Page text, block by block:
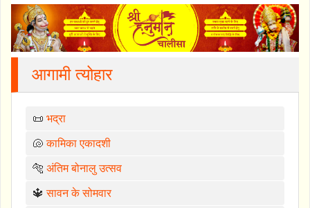
आगामी त्योहार
📜 भद्रा
🐚कामिका एकादशी
🐅 अंतिम बोनालु उत्सव
🔱सावन के सोमवार